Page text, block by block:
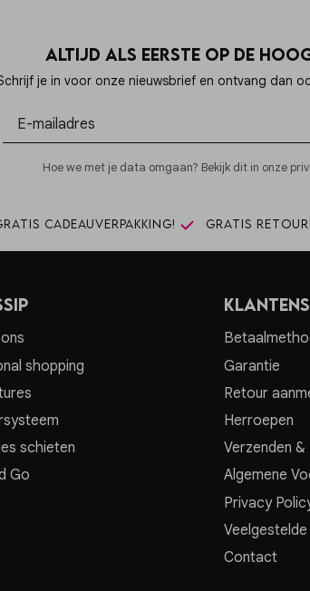
Altijd als eerste op de
je in voor onze nieuwsbrief en ontvang dan
Hoe we met je data omgaan? Bekijk dit in onze
cadeauverpakking! Gratis
shopping
schieten
Go
Garantie
Retour
Herroepen
Verzenden
Algemene
Privacy
Contact